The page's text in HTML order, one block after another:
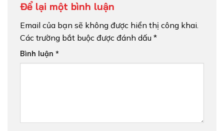
Để lại một bình luận
Email của bạn sẽ không được hiển thị công khai.
Các trường bắt buộc được đánh dấu *
Bình luận *